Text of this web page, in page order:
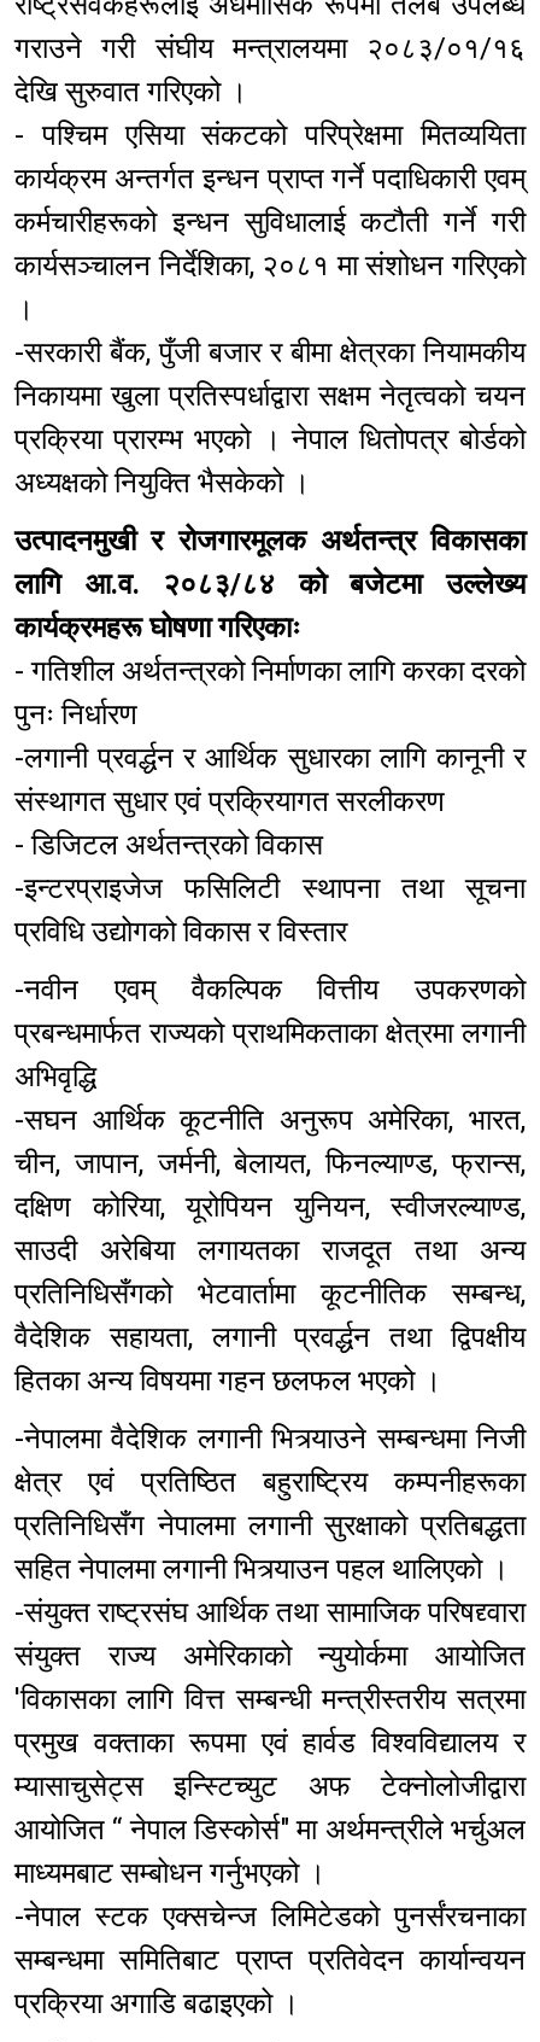
गराउने गरी संघीय मन्त्रालयमा २०८३/०१/१६
देखि सुरुवात गरिएको ।
- पश्चिम एसिया संकटको परिप्रेक्षमा मितव्ययिता
कार्यक्रम अन्तर्गत इन्धन प्राप्त गर्ने पदाधिकारी एवम्
कर्मचारीहरूको इन्धन सुविधालाई कटौती गर्ने गरी
कार्यसञ्चालन निर्देशिका, २०८१ मा संशोधन गरिएको
।
-सरकारी बैंक, पुँजी बजार र बीमा क्षेत्रका नियामकीय
निकायमा खुला प्रतिस्पर्धाद्वारा सक्षम नेतृत्वको चयन
प्रक्रिया प्रारम्भ भएको । नेपाल धितोपत्र बोर्डको
अध्यक्षको नियुक्ति भैसकेको ।
उत्पादनमुखी र रोजगारमूलक अर्थतन्त्र विकासका
लागि आ.व. २०८३/८४ को बजेटमा उल्लेख्य
कार्यक्रमहरू घोषणा गरिएकाः
- गतिशील अर्थतन्त्रको निर्माणका लागि करका दरको
पुनः निर्धारण
-लगानी प्रवर्द्धन र आर्थिक सुधारका लागि कानूनी र
संस्थागत सुधार एवं प्रक्रियागत सरलीकरण
- डिजिटल अर्थतन्त्रको विकास
-इन्टरप्राइजेज फसिलिटी स्थापना तथा सूचना
प्रविधि उद्योगको विकास र विस्तार
-नवीन एवम् वैकल्पिक वित्तीय उपकरणको
प्रबन्धमार्फत राज्यको प्राथमिकताका क्षेत्रमा लगानी
अभिवृद्धि
-सघन आर्थिक कूटनीति अनुरूप अमेरिका, भारत,
चीन, जापान, जर्मनी, बेलायत, फिनल्याण्ड, फ्रान्स,
दक्षिण कोरिया, यूरोपियन युनियन, स्वीजरल्याण्ड,
साउदी अरेबिया लगायतका राजदूत तथा अन्य
प्रतिनिधिसँगको भेटवार्तामा कूटनीतिक सम्बन्ध,
वैदेशिक सहायता, लगानी प्रवर्द्धन तथा द्विपक्षीय
हितका अन्य विषयमा गहन छलफल भएको ।
-नेपालमा वैदेशिक लगानी भित्र्याउने सम्बन्धमा निजी
क्षेत्र एवं प्रतिष्ठित बहुराष्ट्रिय कम्पनीहरूका
प्रतिनिधिसँग नेपालमा लगानी सुरक्षाको प्रतिबद्धता
सहित नेपालमा लगानी भित्र्याउन पहल थालिएको ।
-संयुक्त राष्ट्रसंघ आर्थिक तथा सामाजिक परिषद्द्वारा
संयुक्त राज्य अमेरिकाको न्युयोर्कमा आयोजित
'विकासका लागि वित्त सम्बन्धी मन्त्रीस्तरीय सत्रमा
प्रमुख वक्ताका रूपमा एवं हार्वड विश्वविद्यालय र
म्यासाचुसेट्स इन्स्टिच्युट अफ टेक्नोलोजीद्वारा
आयोजित “ नेपाल डिस्कोर्स" मा अर्थमन्त्रीले भर्चुअल
माध्यमबाट सम्बोधन गर्नुभएको ।
-नेपाल स्टक एक्सचेन्ज लिमिटेडको पुनर्संरचनाका
सम्बन्धमा समितिबाट प्राप्त प्रतिवेदन कार्यान्वयन
प्रक्रिया अगाडि बढाइएको ।